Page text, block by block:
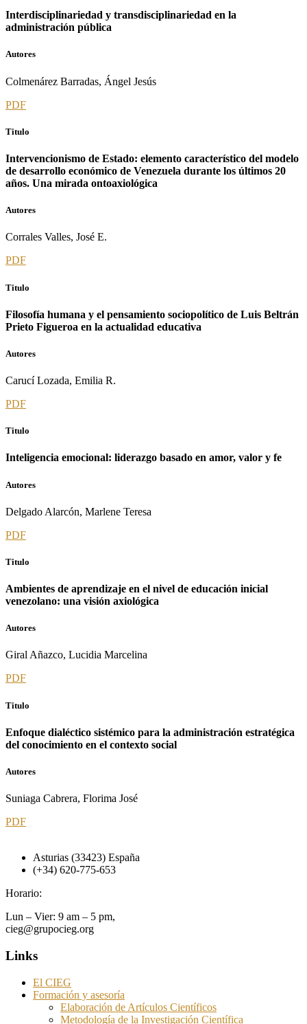
Interdisciplinariedad y transdisciplinariedad en la
administración pública
Autores
Colmenárez Barradas, Ángel Jesús
PDF
Titulo
Intervencionismo de Estado: elemento característico del modelo
de desarrollo económico de Venezuela durante los últimos 20
años. Una mirada ontoaxiológica
Autores
Corrales Valles, José E.
PDF
Titulo
Filosofía humana y el pensamiento sociopolítico de Luis Beltrán
Prieto Figueroa en la actualidad educativa
Autores
Carucí Lozada, Emilia R.
PDF
Titulo
Inteligencia emocional: liderazgo basado en amor, valor y fe
Autores
Delgado Alarcón, Marlene Teresa
PDF
Titulo
Ambientes de aprendizaje en el nivel de educación inicial
venezolano: una visión axiológica
Autores
Giral Añazco, Lucidia Marcelina
PDF
Titulo
Enfoque dialéctico sistémico para la administración estratégica
del conocimiento en el contexto social
Autores
Suniaga Cabrera, Florima José
PDF
Asturias (33423) España
(+34) 620-775-653
Horario:
Lun – Vier: 9 am – 5 pm,
cieg@grupocieg.org
Links
El CIEG
Formación y asesoría
Elaboración de Artículos Científicos
Metodología de la Investigación Científica